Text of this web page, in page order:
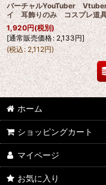
バーチャルYouTuber
イ 耳飾りのみ コスプレ道
1,920円(税別)
[通常販売価格: 2,133円]
(税込: 2,112円)
ホーム
ショッピングカート
マイページ
お気に入り